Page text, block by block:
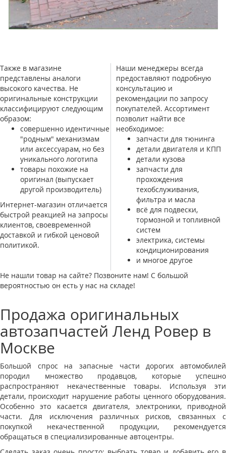
Также в магазине
представлены аналоги
высокого качества. Не
оригинальные конструкции
классифицируют следующим
образом:
совершенно идентичные
"родным" механизмам
или аксессуарам, но без
уникального логотипа
товары похожие на
оригинал (выпускает
другой производитель)
Интернет-магазин отличается
быстрой реакцией на запросы
клиентов, своевременной
доставкой и гибкой ценовой
политикой.
Наши менеджеры всегда
предоставляют подробную
консультацию и
рекомендации по запросу
покупателей. Ассортимент
позволит найти все
необходимое:
запчасти для тюнинга
детали двигателя и КПП
детали кузова
запчасти для
прохождения
техобслуживания,
фильтра и масла
всё для подвески,
тормозной и топливной
систем
электрика, системы
кондиционирования
и многое другое
Не нашли товар на сайте? Позвоните нам! С большой
вероятностью он есть у нас на складе!
Продажа оригинальных
автозапчастей Ленд Ровер в
Москве
Большой спрос на запасные части дорогих автомобилей
породил множество продавцов, которые успешно
распространяют некачественные товары. Используя эти
детали, происходит нарушение работы ценного оборудования.
Особенно это касается двигателя, электроники, приводной
части. Для исключения различных рисков, связанных с
покупкой некачественной продукции, рекомендуется
обращаться в специализированные автоцентры.